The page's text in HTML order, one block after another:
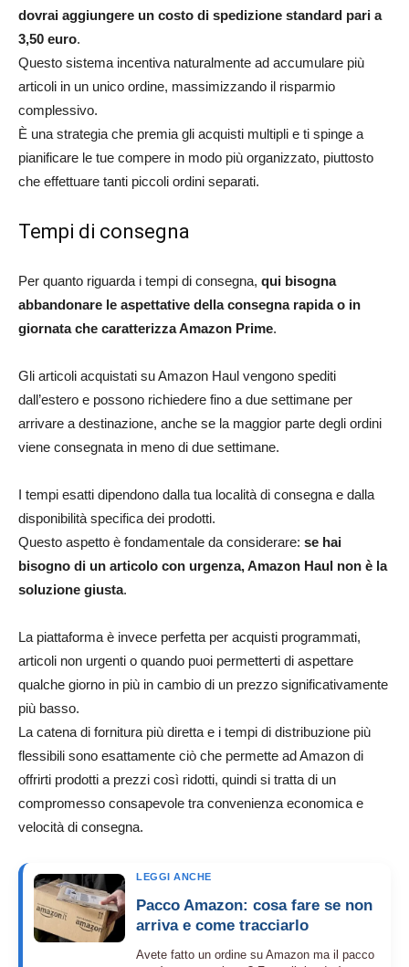
dovrai aggiungere un costo di spedizione standard pari a
3,50 euro.
Questo sistema incentiva naturalmente ad accumulare più
articoli in un unico ordine, massimizzando il risparmio
complessivo.
È una strategia che premia gli acquisti multipli e ti spinge a
pianificare le tue compere in modo più organizzato, piuttosto
che effettuare tanti piccoli ordini separati.​
Tempi di consegna
Per quanto riguarda i tempi di consegna, qui bisogna
abbandonare le aspettative della consegna rapida o in
giornata che caratterizza Amazon Prime.
Gli articoli acquistati su Amazon Haul vengono spediti
dall’estero e possono richiedere fino a due settimane per
arrivare a destinazione, anche se la maggior parte degli ordini
viene consegnata in meno di due settimane.
I tempi esatti dipendono dalla tua località di consegna e dalla
disponibilità specifica dei prodotti.
Questo aspetto è fondamentale da considerare: se hai
bisogno di un articolo con urgenza, Amazon Haul non è la
soluzione giusta.
La piattaforma è invece perfetta per acquisti programmati,
articoli non urgenti o quando puoi permetterti di aspettare
qualche giorno in più in cambio di un prezzo significativamente
più basso.
La catena di fornitura più diretta e i tempi di distribuzione più
flessibili sono esattamente ciò che permette ad Amazon di
offrirti prodotti a prezzi così ridotti, quindi si tratta di un
compromesso consapevole tra convenienza economica e
velocità di consegna.
LEGGI ANCHE
Pacco Amazon: cosa fare se non
arriva e come tracciarlo
Avete fatto un ordine su Amazon ma il pacco